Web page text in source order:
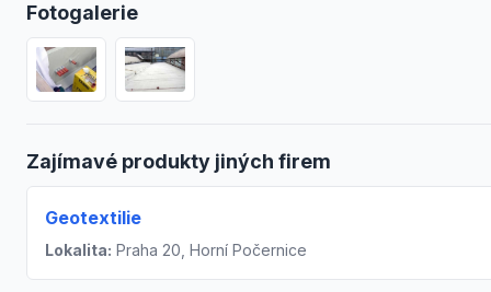
Fotogalerie
Zajímavé produkty jiných firem
Geotextilie
Lokalita: Praha 20, Horní Počernice